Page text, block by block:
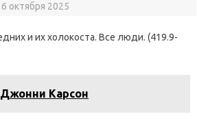
октября 2025
и их холокоста. Все люди. (419.9-
Джонни Карсон